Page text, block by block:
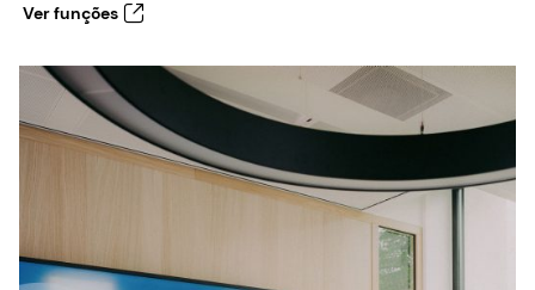
Ver funções